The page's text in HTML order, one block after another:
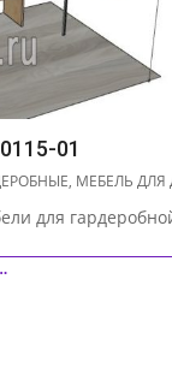
01
, МЕБЕЛЬ
для